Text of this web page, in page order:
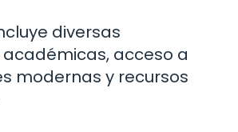
diversas
acceso a
modernas y recursos